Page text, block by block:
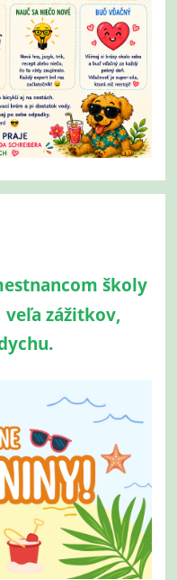
školy
veľa zážitkov,